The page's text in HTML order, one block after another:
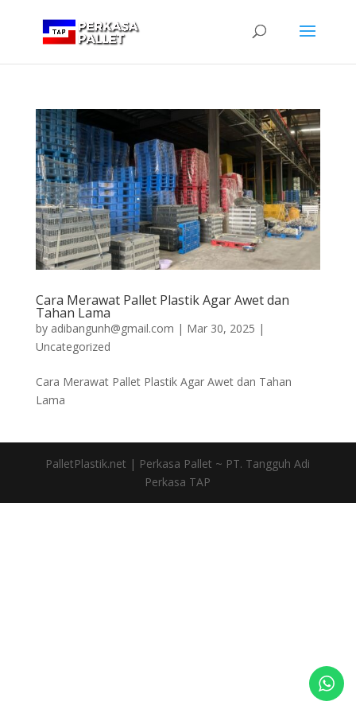
Cara Merawat Pallet Plastik Agar Awet dan
Tahan Lama
by adibangunh@gmail.com | Mar 30, 2025 |
Uncategorized
Cara Merawat Pallet Plastik Agar Awet dan Tahan
Lama
PalletPlastik.net | Perkasa Pallet ~ PT. Tangguh Adi
Perkasa TAP